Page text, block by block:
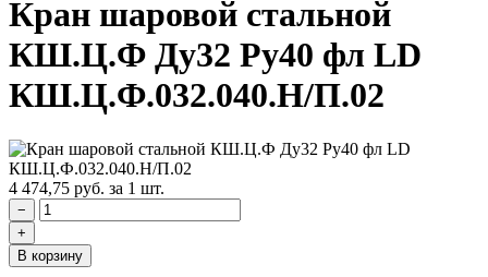
Кран шаровой стальной
КШ.Ц.Ф Ду32 Ру40 фл LD
КШ.Ц.Ф.032.040.Н/П.02
4 474,75 руб. за 1 шт.
−
+
В корзину